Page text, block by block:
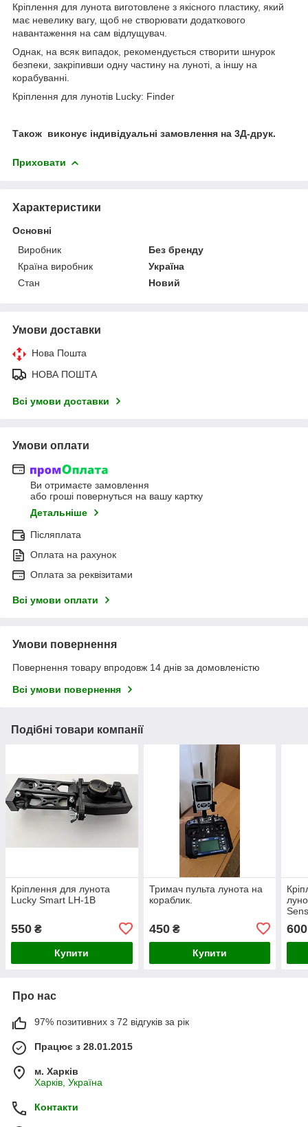
Кріплення для лунота виготовлене з якісного пластику, який
має невелику вагу, щоб не створювати додаткового
навантаження на сам відлущувач.
Однак, на всяк випадок, рекомендується створити шнурок
безпеки, закріпивши одну частину на луноті, а іншу на
корабуванні.
Кріплення для лунотів Lucky: Finder
Також виконує індивідуальні замовлення на 3Д-друк.
Приховати
Характеристики
Основні
Виробник
Без бренду
Країна виробник
Україна
Стан
Новий
Умови доставки
Нова Пошта
НОВА ПОШТА
Всі умови доставки
Умови оплати
Ви отримаєте замовлення
або гроші повернуться на вашу картку
Детальніше
Післяплата
Оплата на рахунок
Оплата за реквізитами
Всі умови оплати
Умови повернення
Повернення товару впродовж 14 днів за домовленістю
Всі умови повернення
Подібні товари компанії
Кріплення для лунота
Lucky Smart LH-1B
550 ₴
Купити
Тримач пульта лунота на
кораблик.
450₴
Купити
600
Про нас
97% позитивних з 72 відгуків за рік
Працює з 28.01.2015
м. Харків
Харків, Україна
Контакти